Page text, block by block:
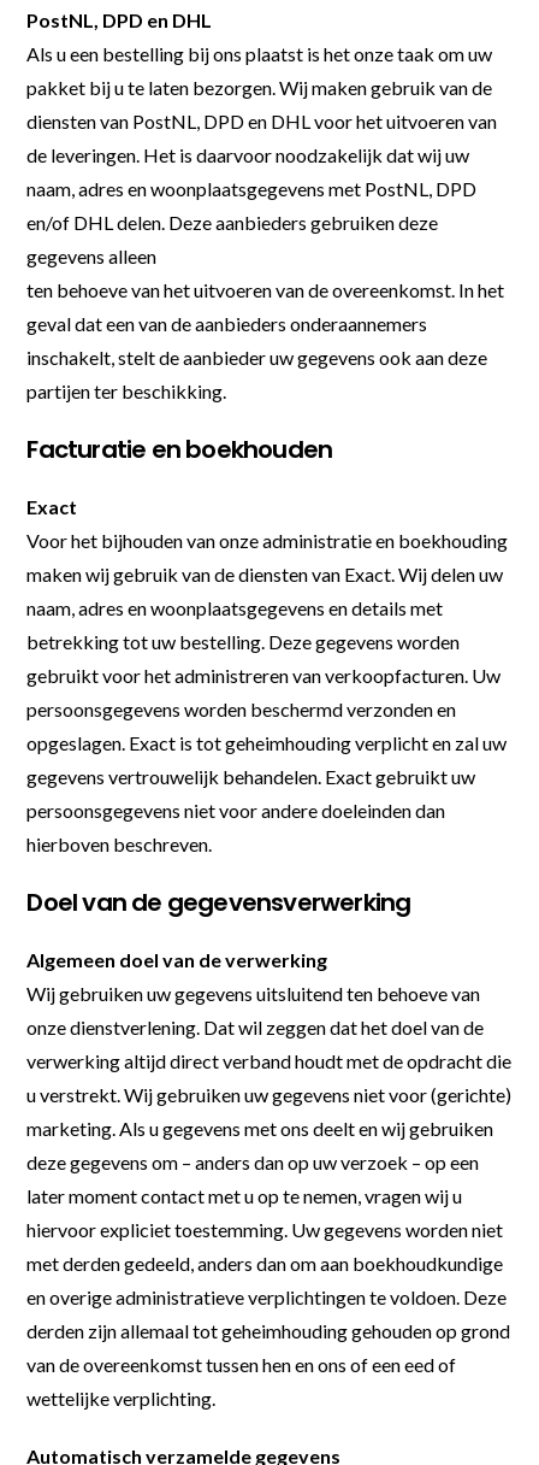
PostNL, DPD en DHL
Als u een bestelling bij ons plaatst is het onze taak om uw
pakket bij u te laten bezorgen. Wij maken gebruik van de
diensten van PostNL, DPD en DHL voor het uitvoeren van
de leveringen. Het is daarvoor noodzakelijk dat wij uw
naam, adres en woonplaatsgegevens met PostNL, DPD
en/of DHL delen. Deze aanbieders gebruiken deze
gegevens alleen
ten behoeve van het uitvoeren van de overeenkomst. In het
geval dat een van de aanbieders onderaannemers
inschakelt, stelt de aanbieder uw gegevens ook aan deze
partijen ter beschikking.
Facturatie en boekhouden
Exact
Voor het bijhouden van onze administratie en boekhouding
maken wij gebruik van de diensten van Exact. Wij delen uw
naam, adres en woonplaatsgegevens en details met
betrekking tot uw bestelling. Deze gegevens worden
gebruikt voor het administreren van verkoopfacturen. Uw
persoonsgegevens worden beschermd verzonden en
opgeslagen. Exact is tot geheimhouding verplicht en zal uw
gegevens vertrouwelijk behandelen. Exact gebruikt uw
persoonsgegevens niet voor andere doeleinden dan
hierboven beschreven.
Doel van de gegevensverwerking
Algemeen doel van de verwerking
Wij gebruiken uw gegevens uitsluitend ten behoeve van
onze dienstverlening. Dat wil zeggen dat het doel van de
verwerking altijd direct verband houdt met de opdracht die
u verstrekt. Wij gebruiken uw gegevens niet voor (gerichte)
marketing. Als u gegevens met ons deelt en wij gebruiken
deze gegevens om – anders dan op uw verzoek – op een
later moment contact met u op te nemen, vragen wij u
hiervoor expliciet toestemming. Uw gegevens worden niet
met derden gedeeld, anders dan om aan boekhoudkundige
en overige administratieve verplichtingen te voldoen. Deze
derden zijn allemaal tot geheimhouding gehouden op grond
van de overeenkomst tussen hen en ons of een eed of
wettelijke verplichting.
Automatisch verzamelde gegevens